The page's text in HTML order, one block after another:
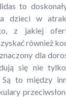
to
dzieci w
z jakiej
również
dla
się nie
Są to między